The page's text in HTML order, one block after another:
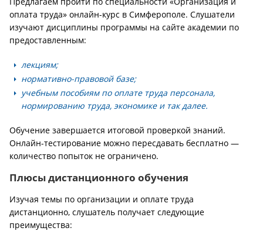
оплата труда» онлайн-курс в Симферополе. Слушатели
изучают дисциплины программы на сайте академии по
предоставленным:
лекциям;
нормативно-правовой базе;
учебным пособиям по оплате труда персонала,
нормированию труда, экономике и так далее.
Обучение завершается итоговой проверкой знаний.
Онлайн-тестирование можно пересдавать бесплатно —
количество попыток не ограничено.
Плюсы дистанционного обучения
Изучая темы по организации и оплате труда
дистанционно, слушатель получает следующие
преимущества: